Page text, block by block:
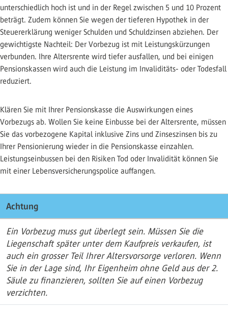
unterschiedlich hoch ist und in der Regel zwischen 5 und 10 Prozent
beträgt. Zudem können Sie wegen der tieferen Hypothek in der
Steuererklärung weniger Schulden und Schuldzinsen abziehen. Der
gewichtigste Nachteil: Der Vorbezug ist mit Leistungskürzungen
verbunden. Ihre Altersrente wird tiefer ausfallen, und bei einigen
Pensionskassen wird auch die Leistung im Invaliditäts- oder Todesfall
reduziert.
Klären Sie mit Ihrer Pensionskasse die Auswirkungen eines
Vorbezugs ab. Wollen Sie keine Einbusse bei der Altersrente, müssen
Sie das vorbezogene Kapital inklusive Zins und Zinseszinsen bis zu
Ihrer Pensionierung wieder in die Pensionskasse einzahlen.
Leistungseinbussen bei den Risiken Tod oder Invalidität können Sie
mit einer Lebensversicherungspolice auffangen.
Achtung
Ein Vorbezug muss gut überlegt sein. Müssen Sie die
Liegenschaft später unter dem Kaufpreis verkaufen, ist
auch ein grosser Teil Ihrer Altersvorsorge verloren. Wenn
Sie in der Lage sind, Ihr Eigenheim ohne Geld aus der 2.
Säule zu finanzieren, sollten Sie auf einen Vorbezug
verzichten.